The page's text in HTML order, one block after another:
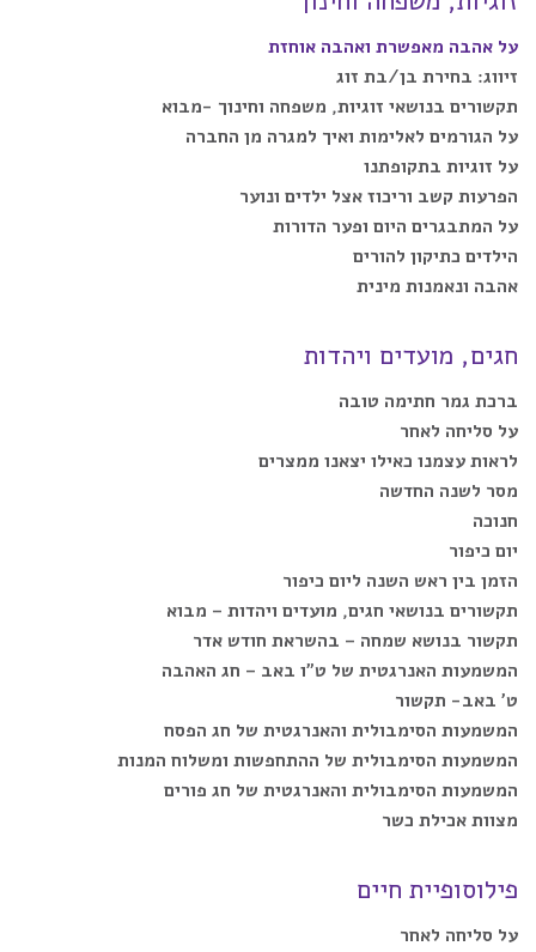
על אהבה מאפשרת ואהבה אוחזת
זיווג: בחירת בן/בת זוג
תקשורים בנושאי זוגיות, משפחה וחינוך -מבוא
על הגורמים לאלימות ואיך למגרה מן החברה
על זוגיות בתקופתנו
הפרעות קשב וריכוז אצל ילדים ונוער
על המתבגרים היום ופער הדורות
הילדים כתיקון להורים
אהבה ונאמנות מינית
חגים, מועדים ויהדות
ברכת גמר חתימה טובה
על סליחה לאחר
לראות עצמנו כאילו יצאנו ממצרים
מסר לשנה החדשה
חנוכה
יום כיפור
הזמן בין ראש השנה ליום כיפור
תקשורים בנושאי חגים, מועדים ויהדות – מבוא
תקשור בנושא שמחה – בהשראת חודש אדר
המשמעות האנרגטית של ט”ו באב – חג האהבה
ט’ באב- תקשור
המשמעות הסימבולית והאנרגטית של חג הפסח
המשמעות הסימבולית של ההתחפשות ומשלוח המנות
המשמעות הסימבולית והאנרגטית של חג פורים
מצוות אכילת כשר
פילוסופיית חיים
על סליחה לאחר